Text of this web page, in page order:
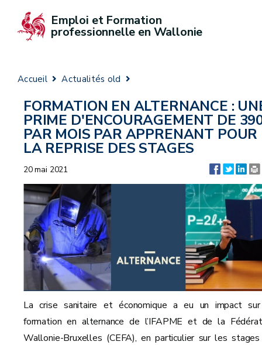
Emploi et Formation
professionnelle en Wallonie
Accueil Actualités old
FORMATION EN ALTERNANCE :
PRIME D'ENCOURAGEMENT DE
PAR MOIS PAR APPRENANT POUR
LA REPRISE DES STAGES
20 mai 2021
La crise sanitaire et économique a eu un impact
formation en alternance de l’IFAPME et de la
Wallonie-Bruxelles (CEFA), en particulier sur les